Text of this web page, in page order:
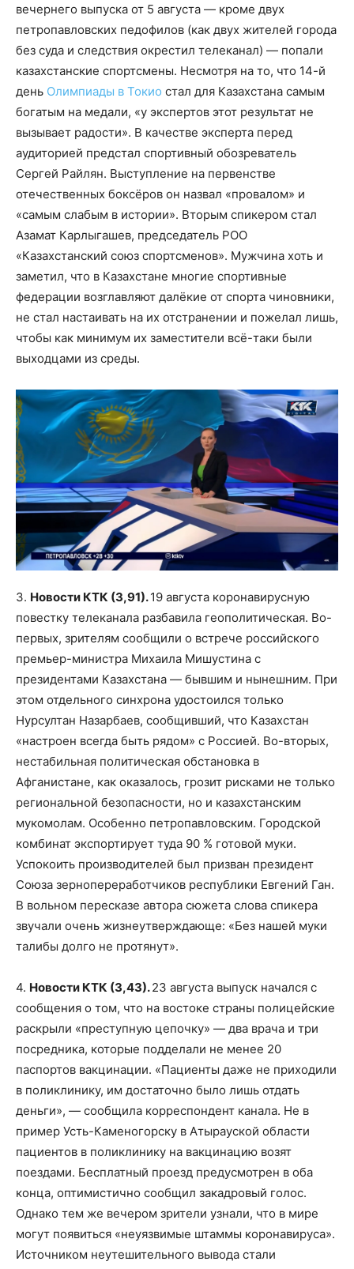
вечернего выпуска от 5 августа — кроме двух
петропавловских педофилов (как двух жителей города
без суда и следствия окрестил телеканал) — попали
казахстанские спортсмены. Несмотря на то, что 14-й
день Олимпиады в Токио стал для Казахстана самым
богатым на медали, «у экспертов этот результат не
вызывает радости». В качестве эксперта перед
аудиторией предстал спортивный обозреватель
Сергей Райлян. Выступление на первенстве
отечественных боксёров он назвал «провалом» и
«самым слабым в истории». Вторым спикером стал
Азамат Карлыгашев, председатель РОО
«Казахстанский союз спортсменов». Мужчина хоть и
заметил, что в Казахстане многие спортивные
федерации возглавляют далёкие от спорта чиновники,
не стал настаивать на их отстранении и пожелал лишь,
чтобы как минимум их заместители всё-таки были
выходцами из среды.
3. Новости КТК (3,91).19 августа коронавирусную
повестку телеканала разбавила геополитическая. Во-
первых, зрителям сообщили о встрече российского
премьер-министра Михаила Мишустина с
президентами Казахстана — бывшим и нынешним. При
этом отдельного синхрона удостоился только
Нурсултан Назарбаев, сообщивший, что Казахстан
«настроен всегда быть рядом» с Россией. Во-вторых,
нестабильная политическая обстановка в
Афганистане, как оказалось, грозит рисками не только
региональной безопасности, но и казахстанским
мукомолам. Особенно петропавловским. Городской
комбинат экспортирует туда 90 % готовой муки.
Успокоить производителей был призван президент
Союза зернопереработчиков республики Евгений Ган.
В вольном пересказе автора сюжета слова спикера
звучали очень жизнеутверждающе: «Без нашей муки
талибы долго не протянут».
4. Новости КТК (3,43).23 августа выпуск начался с
сообщения о том, что на востоке страны полицейские
раскрыли «преступную цепочку» — два врача и три
посредника, которые подделали не менее 20
паспортов вакцинации. «Пациенты даже не приходили
в поликлинику, им достаточно было лишь отдать
деньги», — сообщила корреспондент канала. Не в
пример Усть-Каменогорску в Атырауской области
пациентов в поликлинику на вакцинацию возят
поездами. Бесплатный проезд предусмотрен в оба
конца, оптимистично сообщил закадровый голос.
Однако тем же вечером зрители узнали, что в мире
могут появиться «неуязвимые штаммы коронавируса».
Источником неутешительного вывода стали